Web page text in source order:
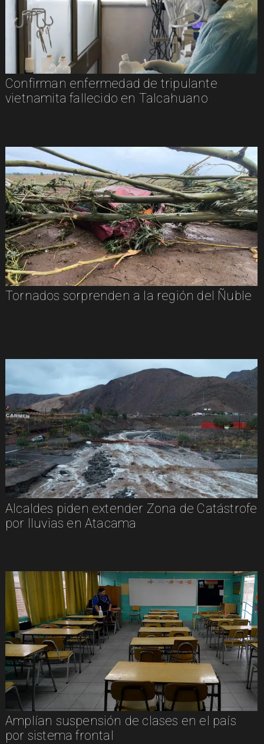
Confirman enfermedad de tripulante
vietnamita fallecido en Talcahuano
Tornados sorprenden a la región del Ñuble
Alcaldes piden extender Zona de Catástrofe
por lluvias en Atacama
Amplían suspensión de clases en el país
por sistema frontal